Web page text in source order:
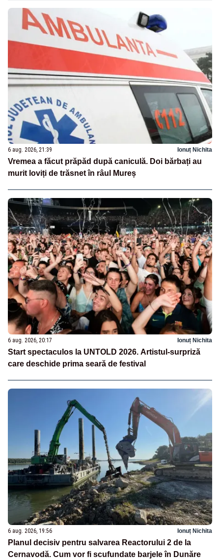
6 aug. 2026, 21:39 Ionuț Nichita
Vremea a făcut prăpăd după caniculă. Doi bărbați au
murit loviți de trăsnet în râul Mureș
6 aug. 2026, 20:17 Ionuț Nichita
Start spectaculos la UNTOLD 2026. Artistul-surpriză
care deschide prima seară de festival
6 aug. 2026, 19:56 Ionuț Nichita
Planul decisiv pentru salvarea Reactorului 2 de la
Cernavodă. Cum vor fi scufundate barjele în Dunăre